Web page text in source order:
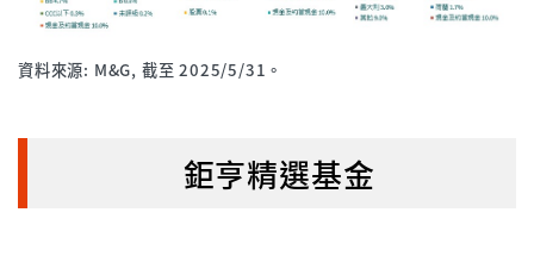
資料來源: M&G, 截至 2025/5/31。
鉅亨精選基金